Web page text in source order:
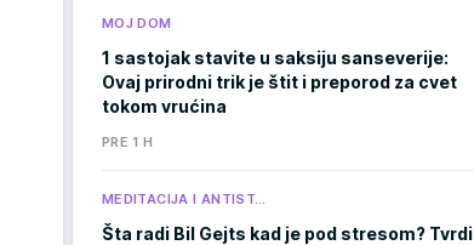
MOJ DOM
1 sastojak stavite u saksiju sanseverije:
Ovaj prirodni trik je štit i preporod za cvet
tokom vrućina
PRE 1 H
MEDITACIJA I ANTIST…
Šta radi Bil Gejts kad je pod stresom? Tvrdi